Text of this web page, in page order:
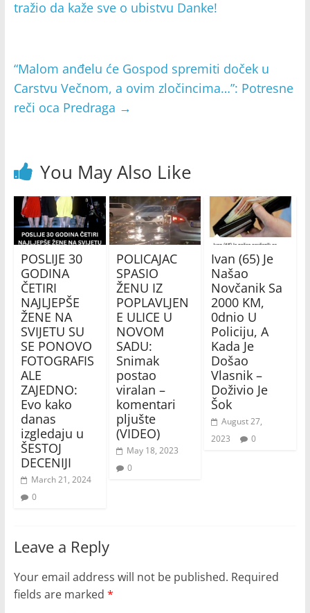
tražio da kaže sve o ubistvu Danke!
“Malom anđelu će Gospod spremiti doček u
Carstvu Večnom, a ovim zločincima…”: Potresne
reči oca Predraga →
You May Also Like
POSLIJE 30
GODINA
ČETIRI
NAJLJEPŠE
ŽENE NA
SVIJETU SU
SE PONOVO
FOTOGRAFIS
ALE
ZAJEDNO:
Evo kako
danas
izgledaju u
ŠESTOJ
DECENIJI
March 21, 2024
0
POLICAJAC
SPASIO
ŽENU IZ
POPLAVLJEN
E ULICE U
NOVOM
SADU:
Snimak
postao
viralan –
komentari
pljušte
(VIDEO)
May 18, 2023
0
Ivan (65) Je
Našao
Novčanik Sa
2000 KM,
0dnio U
Policiju, A
Kada Je
Došao
Vlasnik –
Doživio Je
Šok
August 27,
2023
0
Leave a Reply
Your email address will not be published. Required
fields are marked *